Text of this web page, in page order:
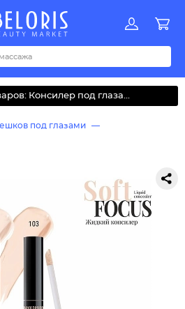
Акции
QRSTUVWYZАБВДЗИМОКЛНПРСТУФ
Консилер под глаза...
под глазами